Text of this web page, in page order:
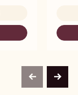
previousnext